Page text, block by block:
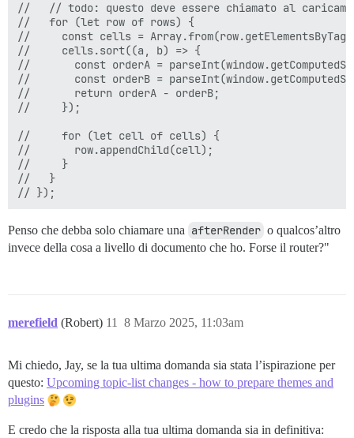
//   // todo: questo deve essere chiamato al
//   for (let row of rows) {
//     const cells =
//     cells.sort((a, b) => {
//       const orderA =
//       const orderB =
//       return orderA - orderB;
//     });
//     for (let cell of cells) {
//       row.appendChild(cell);
//     }
//   }
Penso che debba solo chiamare una afterRender o qualcos’altro
invece della cosa a livello di documento che ho. Forse il router?"
merefield (Robert) 8 Marzo 2025, 11:03am
11
Mi chiedo, Jay, se la tua ultima domanda sia stata l’ispirazione per
questo: Upcoming topic-list changes - how to prepare themes and
plugins
E credo che la risposta alla tua ultima domanda sia in definitiva: